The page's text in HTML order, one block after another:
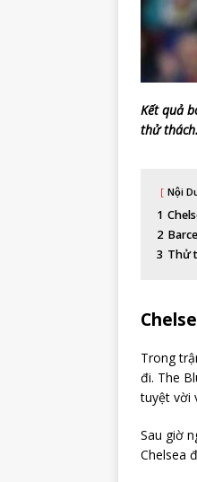
Kết quả
thử thách.
Nội
1
2
3 Thử
Trong
đi. The
tuyệt vời
Sau giờ
Chelsea